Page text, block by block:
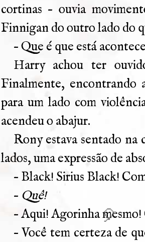
cortinas – ouvia
Finnigan do outro lado do
– Que é que está
Harry achou ter
Finalmente, encontrando
para um lado com
acendeu o abajur.
Rony estava sentado na
lados, uma expressão de
– Black! Sirius Black!
– Quê!
– Aqui! Agorinha
– Você tem certeza de
1️⃣ 8️⃣